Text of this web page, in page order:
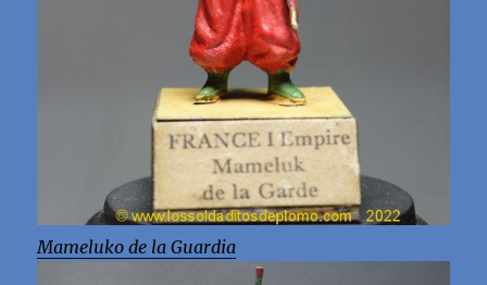
Mameluko de la Guardia